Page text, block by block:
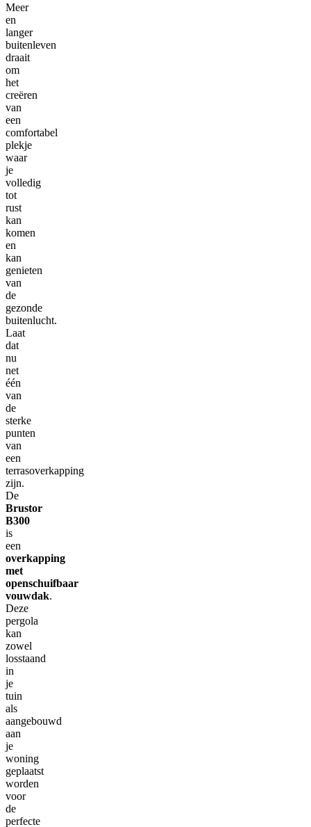
Meer
en
langer
buitenleven
draait
om
het
creëren
van
een
comfortabel
plekje
waar
je
volledig
tot
rust
kan
komen
en
kan
genieten
van
de
gezonde
buitenlucht.
Laat
dat
nu
net
één
van
de
sterke
punten
van
een
terrasoverkapping
zijn.
De
Brustor
B300
is
een
overkapping
met
openschuifbaar
vouwdak.
Deze
pergola
kan
zowel
losstaand
in
je
tuin
als
aangebouwd
aan
je
woning
geplaatst
worden
voor
de
perfecte